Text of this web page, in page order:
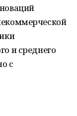
и среднего
с